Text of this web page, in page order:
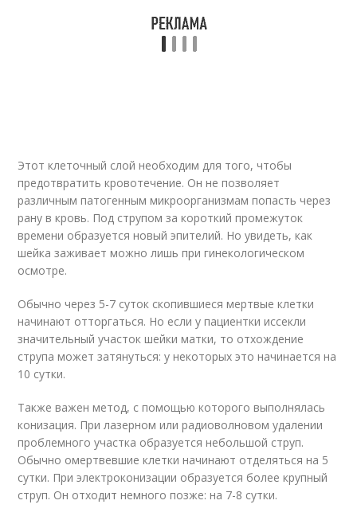
Этот клеточный слой необходим для того, чтобы
предотвратить кровотечение. Он не позволяет
различным патогенным микроорганизмам попасть через
рану в кровь. Под струпом за короткий промежуток
времени образуется новый эпителий. Но увидеть, как
шейка заживает можно лишь при гинекологическом
осмотре.
Обычно через 5-7 суток скопившиеся мертвые клетки
начинают отторгаться. Но если у пациентки иссекли
значительный участок шейки матки, то отхождение
струпа может затянуться: у некоторых это начинается на
10 сутки.
Также важен метод, с помощью которого выполнялась
конизация. При лазерном или радиоволновом удалении
проблемного участка образуется небольшой струп.
Обычно омертвевшие клетки начинают отделяться на 5
сутки. При электроконизации образуется более крупный
струп. Он отходит немного позже: на 7-8 сутки.